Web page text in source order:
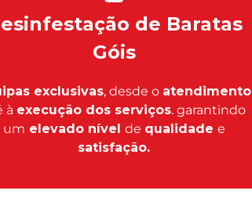
de Baratas
Góis
exclusivas, desde o atendimento
à execução dos serviços. garantindo
um elevado nível de qualidade e
satisfação.